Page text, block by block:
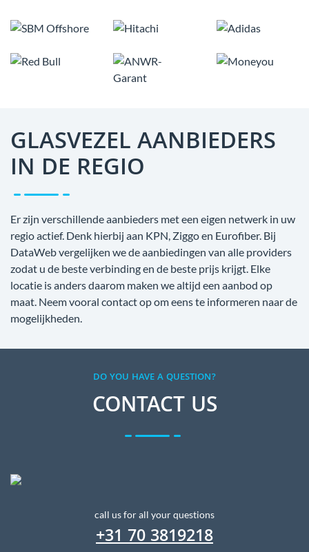
GLASVEZEL AANBIEDERS
IN DE REGIO
Er zijn verschillende aanbieders met een eigen netwerk in uw
regio actief. Denk hierbij aan KPN, Ziggo en Eurofiber. Bij
DataWeb vergelijken we de aanbiedingen van alle providers
zodat u de beste verbinding en de beste prijs krijgt. Elke
locatie is anders daarom maken we altijd een aanbod op
maat. Neem vooral contact op om eens te informeren naar de
mogelijkheden.
DO YOU HAVE A QUESTION?
CONTACT US
call us for all your questions
+31 70 3819218